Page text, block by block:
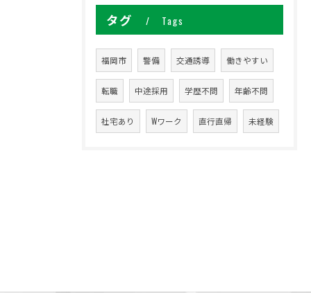
タグ Tags
福岡市 警備 交通誘導 働きやすい
転職 中途採用 学歴不問 年齢不問
社宅あり Wワーク 直行直帰 未経験